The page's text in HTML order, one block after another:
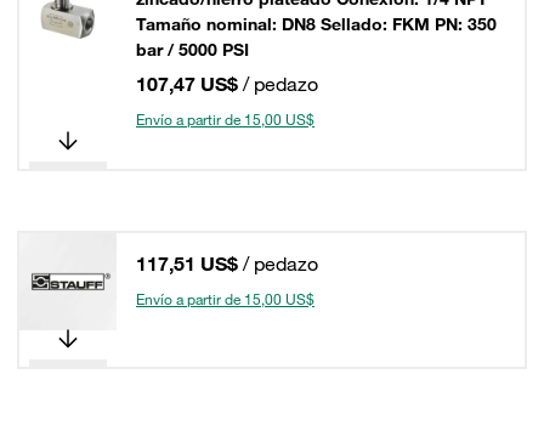
Tamaño nominal: DN8 Sellado: FKM PN: 350
bar / 5000 PSI
107,47 US$ / pedazo
Envío a partir de 15,00 US$
117,51 US$ / pedazo
Envío a partir de 15,00 US$